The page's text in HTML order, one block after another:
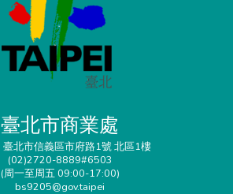
臺北市商業處
北市信義區市府路1號 北區1樓
(02)2720-8889#6503
(周一至周五 09:00-17:00)
bs9205@gov.taipei